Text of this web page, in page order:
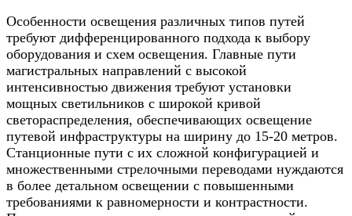
Особенности освещения различных типов путей
требуют дифференцированного подхода к выбору
оборудования и схем освещения. Главные пути
магистральных направлений с высокой
интенсивностью движения требуют установки
мощных светильников с широкой кривой
светораспределения, обеспечивающих освещение
путевой инфраструктуры на ширину до 15-20 метров.
Станционные пути с их сложной конфигурацией и
множественными стрелочными переводами нуждаются
в более детальном освещении с повышенными
требованиями к равномерности и контрастности.